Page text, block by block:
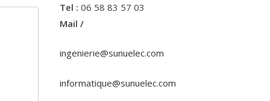
Tel : 06 58 83 57 03
Mail /
ingenierie@sunuelec.com
informatique@sunuelec.com